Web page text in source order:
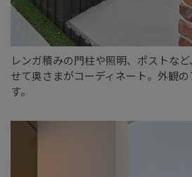
レンガ積みの門柱や照明、ポストな
せて奥さまがコーディネート。外観
す。